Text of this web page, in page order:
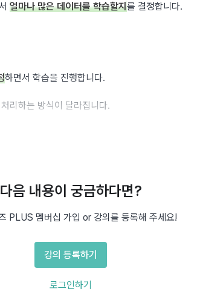
얼마나 많은 데이터를 학습할지를 결정합니다.
하면서 학습을 진행합니다.
리하는 방식이 달라집니다.
다음 내용이 궁금하다면?
PLUS 멤버십 가입 or 강의를 등록해 주세요!
강의 등록하기
로그인하기